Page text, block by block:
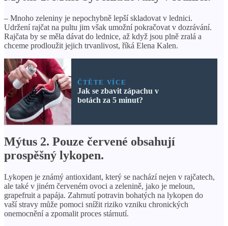
– Mnoho zeleniny je nepochybně lepší skladovat v lednici.
Udržení rajčat na pultu jim však umožní pokračovat v dozrávání.
Rajčata by se měla dávat do lednice, až když jsou plně zralá a
chceme prodloužit jejich trvanlivost, říká Elena Kalen.
ČTĚTE VÍCE
Jak se zbavit zápachu v
botách za 5 minut?
Mýtus 2. Pouze červené obsahují
prospěšný lykopen.
Lykopen je známý antioxidant, který se nachází nejen v rajčatech,
ale také v jiném červeném ovoci a zelenině, jako je meloun,
grapefruit a papája. Zahrnutí potravin bohatých na lykopen do
vaší stravy může pomoci snížit riziko vzniku chronických
onemocnění a zpomalit proces stárnutí.